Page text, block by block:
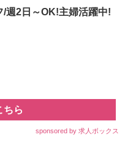
週2日～OK!主婦活躍中!
ちら
sponsored by 求人ボックス